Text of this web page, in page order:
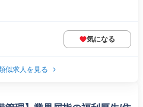
気になる
似求人を見る